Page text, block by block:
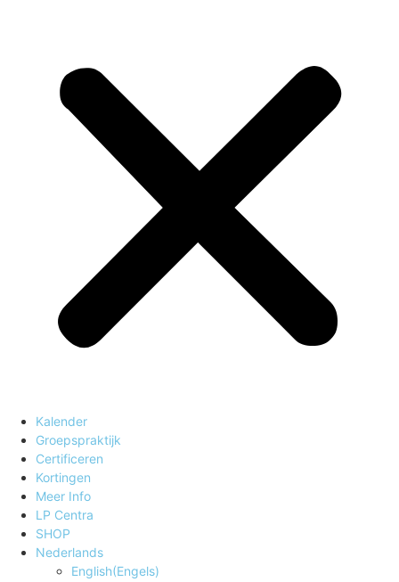
Kalender
Groepspraktijk
Certificeren
Kortingen
Meer Info
LP Centra
SHOP
Nederlands
English(Engels)